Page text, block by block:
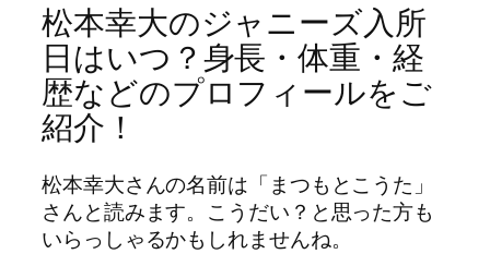
松本幸大のジャニーズ入所
日はいつ？身長・体重・経
歴などのプロフィールをご
紹介！
松本幸大さんの名前は「まつもとこうた」
さんと読みます。こうだい？と思った方も
いらっしゃるかもしれませんね。